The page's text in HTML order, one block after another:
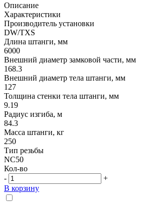
Описание
Характеристики
Производитель установки
DW/TXS
Длина штанги, мм
6000
Внешний диаметр замковой части, мм
168.3
Внешний диаметр тела штанги, мм
127
Толщина стенки тела штанги, мм
9.19
Радиус изгиба, м
84.3
Масса штанги, кг
250
Тип резьбы
NC50
Кол-во
-
+
В корзину